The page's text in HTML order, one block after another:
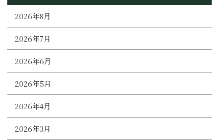
2026年8月
2026年7月
2026年6月
2026年5月
2026年4月
2026年3月